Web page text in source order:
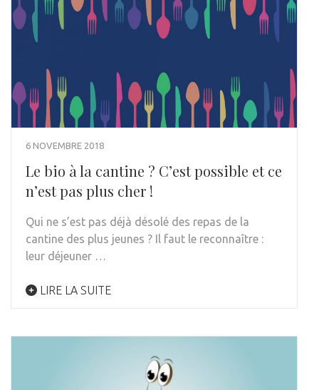
6 NOVEMBRE 2018
Le bio à la cantine ? C’est possible et ce
n’est pas plus cher !
Qui ne s’est pas déjà désolé des repas de la
cantine des plus jeunes ? Il faut le reconnaître :
leur déjeuner …
LIRE LA SUITE